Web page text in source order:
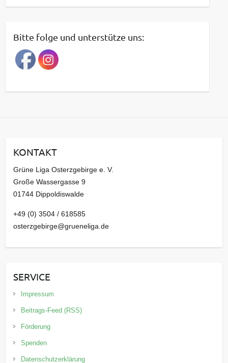
e
r
a
g
a
v
Bitte folge und unterstütze uns:
KONTAKT
Grüne Liga Osterzgebirge e. V.
Große Wassergasse 9
01744 Dippoldiswalde
+49 (0) 3504 / 618585
osterzgebirge@grueneliga.de
SERVICE
Impressum
Beitrags-Feed (RSS)
Förderung
Spenden
Datenschutzerklärung